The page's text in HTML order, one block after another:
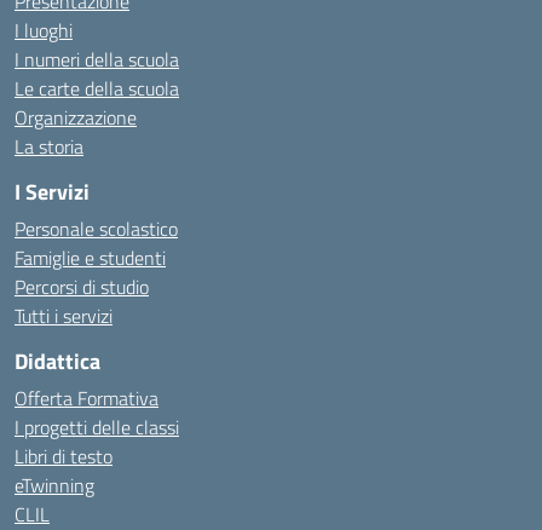
I luoghi
I numeri della scuola
Le carte della scuola
Organizzazione
La storia
I Servizi
Personale scolastico
Famiglie e studenti
Percorsi di studio
Tutti i servizi
Didattica
Offerta Formativa
I progetti delle classi
Libri di testo
eTwinning
CLIL